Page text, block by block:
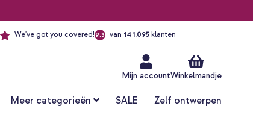
We've got you covered!9.3 van 141.095klanten
Mijn accountWinkelmandje
Meer categorieën SALE Zelf ontwerpen